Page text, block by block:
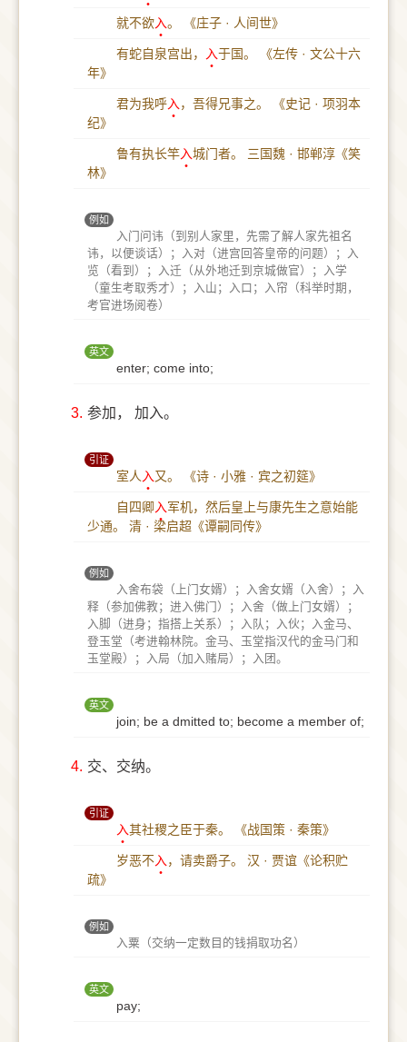
就不欲入。 《庄子 · 人间世》
有蛇自泉宫出， 入于国。
《左传 · 文公十六
年》
君为我呼入 ，吾得兄事之。
《史记 · 项羽本
纪》
鲁有执长竿入城门者。 三国魏 · 邯郸淳《笑
林》
例如
入门问讳（到别人家里，先需了解人家先祖名
讳，以便谈话）；入对（进宫回答皇帝的问题）；入
览（看到）；入迁（从外地迁到京城做官）；入学
（童生考取秀才）；入山；入口；入帘（科举时期，
考官进场阅卷）
英文
enter; come into;
3. 参加， 加入。
引证
室人 入又。 《诗 · 小雅 · 宾之初筵》
自四卿 入军机，然后皇上与康先生之意始能
少通。 清 · 梁启超《谭嗣同传》
例如
入舍布袋（上门女婿）；入舍女婿（入舍）；入
释（参加佛教；进入佛门）；入舍（做上门女婿）；
入脚（进身；指搭上关系）；入队；入伙；入金马、
登玉堂（考进翰林院。金马、玉堂指汉代的金马门和
玉堂殿）；入局（加入赌局）；入团。
英文
join; be a dmitted to; become a member of;
4. 交、交纳。
引证
入其社稷之臣于秦。 《战国策 · 秦策》
岁恶不入 ，请卖爵子。 汉 · 贾谊《论积贮
疏》
例如
入粟（交纳一定数目的钱捐取功名）
英文
pay;